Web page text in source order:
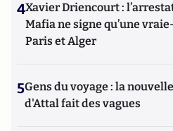
4Xavier Driencourt :
Mafia ne signe qu’une
Paris et Alger
5Gens du voyage : la
d'Attal fait des vagues